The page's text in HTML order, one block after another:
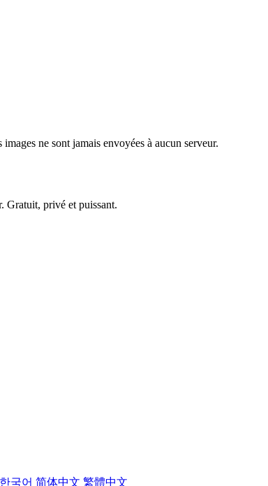
ne sont jamais envoyées à aucun serveur.
Gratuit, privé et puissant.
한국어 简体中文 繁體中文